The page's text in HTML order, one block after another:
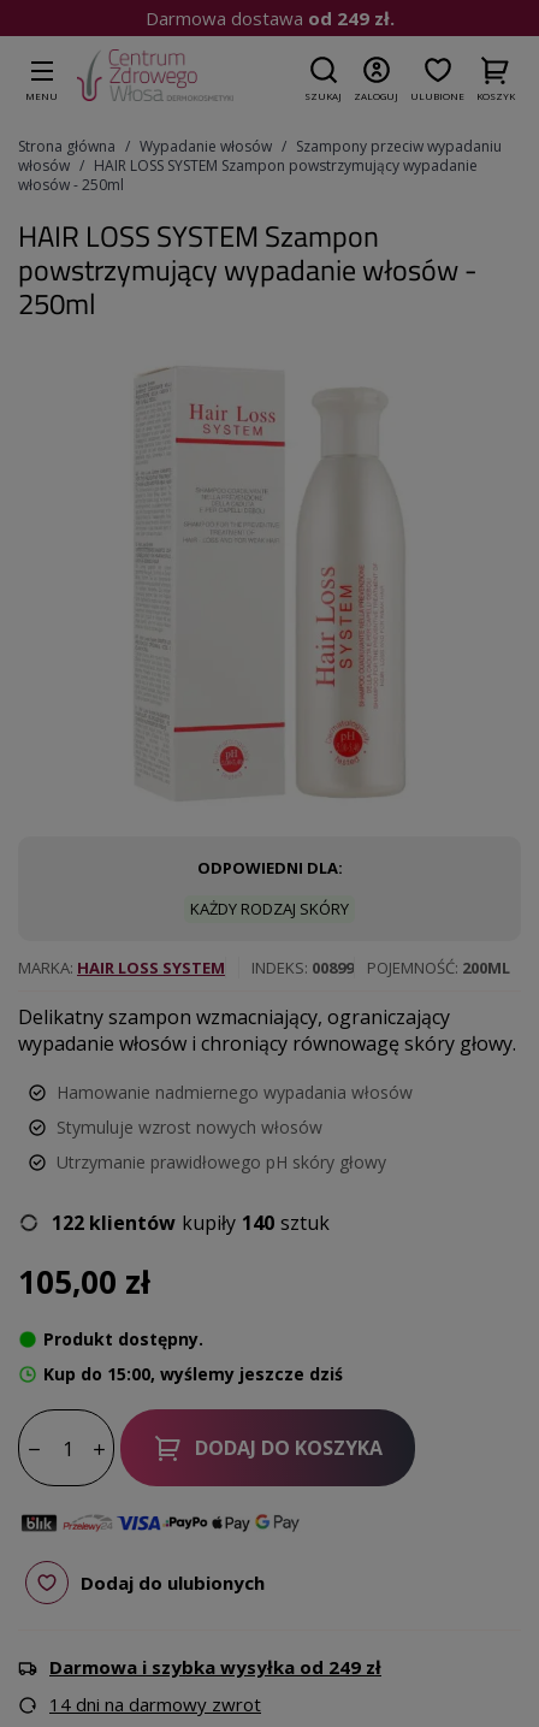
Kup do 15:00| Wysyłka dziś
MENU SZUKAJ ZALOGUJ ULUBIONE KOSZYK
Strona główna Wypadanie włosów
Szampony przeciw wypadaniu
włosów
HAIR LOSS SYSTEM Szampon powstrzymujący wypadanie
włosów - 250ml
HAIR LOSS SYSTEM Szampon
powstrzymujący wypadanie włosów -
250ml
ODPOWIEDNI DLA:
KAŻDY RODZAJ SKÓRY
INDEKS 00899
MARKA HAIR LOSS SYSTEM POJEMNOŚĆ 200ML
Delikatny szampon wzmacniający, ograniczający
wypadanie włosów i chroniący równowagę skóry głowy.
Hamowanie nadmiernego wypadania włosów
Stymuluje wzrost nowych włosów
Utrzymanie prawidłowego pH skóry głowy
122 klientów kupiły 140 sztuk
105,00 zł
Produkt dostępny.
Kup do 15:00, wyślemy jeszcze dziś
DODAJ DO KOSZYKA
Dodaj do ulubionych
Darmowa i szybka wysyłka od 249 zł
14 dni na darmowy zwrot